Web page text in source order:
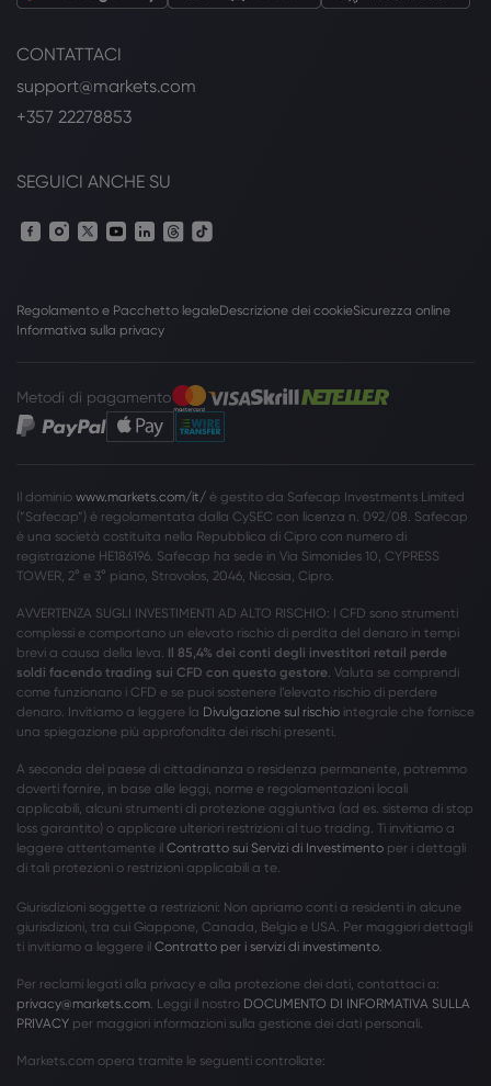
CONTATTACI
support@markets.com
+357 22278853
SEGUICI ANCHE SU
Regolamento e Pacchetto legaleDescrizione dei cookieSicurezza online
Informativa sulla privacy
Metodi di pagamento
Il dominio www.markets.com/it/ è gestito da Safecap Investments Limited
(”Safecap”) è regolamentata dalla CySEC con licenza n. 092/08. Safecap
è una società costituita nella Repubblica di Cipro con numero di
registrazione HE186196. Safecap ha sede in Via Simonides 10, CYPRESS
TOWER, 2° e 3° piano, Strovolos, 2046, Nicosia, Cipro.
AVVERTENZA SUGLI INVESTIMENTI AD ALTO RISCHIO: I CFD sono strumenti
complessi e comportano un elevato rischio di perdita del denaro in tempi
brevi a causa della leva. Il 85,4% dei conti degli investitori retail perde
soldi facendo trading sui CFD con questo gestore . Valuta se comprendi
come funzionano i CFD e se puoi sostenere l’elevato rischio di perdere
denaro. Invitiamo a leggere la Divulgazione sul rischio integrale che fornisce
una spiegazione più approfondita dei rischi presenti.
A seconda del paese di cittadinanza o residenza permanente, potremmo
doverti fornire, in base alle leggi, norme e regolamentazioni locali
applicabili, alcuni strumenti di protezione aggiuntiva (ad es. sistema di stop
loss garantito) o applicare ulteriori restrizioni al tuo trading. Ti invitiamo a
leggere attentamente il Contratto sui Servizi di Investimento per i dettagli
di tali protezioni o restrizioni applicabili a te.
Giurisdizioni soggette a restrizioni: Non apriamo conti a residenti in alcune
giurisdizioni, tra cui Giappone, Canada, Belgio e USA. Per maggiori dettagli
ti invitiamo a leggere il Contratto per i servizi di investimento
Per reclami legati alla privacy e alla protezione dei dati, contattaci a:
privacy@markets.com . Leggi il nostro DOCUMENTO DI INFORMATIVA SULLA
PRIVACY per maggiori informazioni sulla gestione dei dati personali.
Markets.com opera tramite le seguenti controllate: